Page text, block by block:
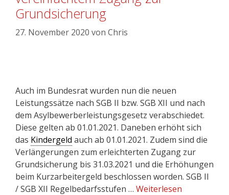
Grundsicherung
27. November 2020 von Chris
Auch im Bundesrat wurden nun die neuen
Leistungssätze nach SGB II bzw. SGB XII und nach
dem Asylbewerberleistungsgesetz verabschiedet.
Diese gelten ab 01.01.2021. Daneben erhöht sich
das Kindergeld auch ab 01.01.2021. Zudem sind die
Verlängerungen zum erleichterten Zugang zur
Grundsicherung bis 31.03.2021 und die Erhöhungen
beim Kurzarbeitergeld beschlossen worden. SGB II
/ SGB XII Regelbedarfsstufen … Weiterlesen